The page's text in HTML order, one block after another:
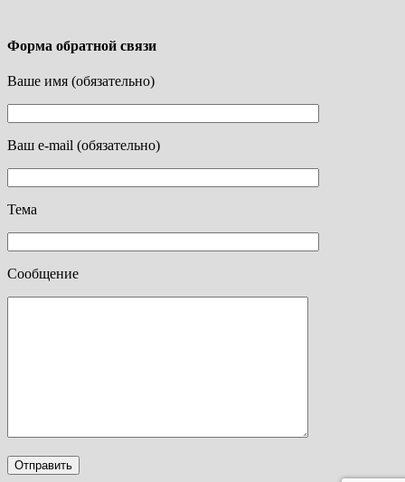
Форма обратной связи
Ваше имя (обязательно)
Ваш e-mail (обязательно)
Тема
Сообщение